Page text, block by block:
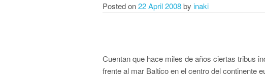
Posted on22 April 2008by inaki
Cuentan que hace miles de años ciertas tribus
frente al mar Baltico en el centro del continente